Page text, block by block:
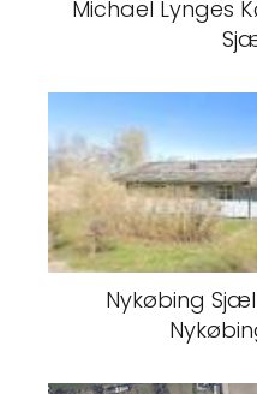
Michael Lynges
Nykøbing